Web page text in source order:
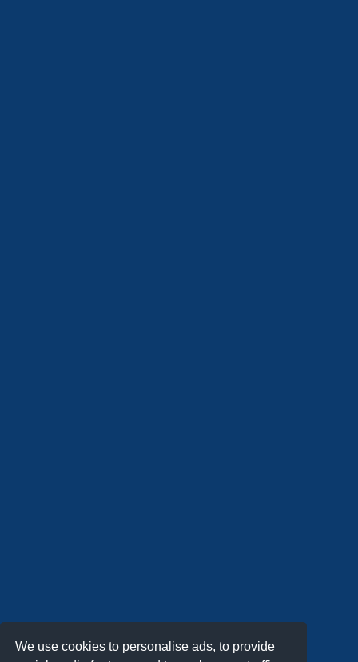
We use cookies to personalise ads, to provide